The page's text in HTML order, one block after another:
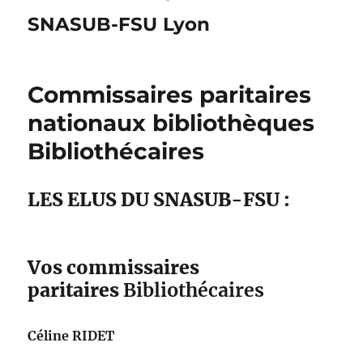
SNASUB-FSU Lyon
Commissaires paritaires
nationaux bibliothèques
Bibliothécaires
LES ELUS DU SNASUB-FSU :
Vos commissaires
paritaires Bibliothécaires
Céline RIDET